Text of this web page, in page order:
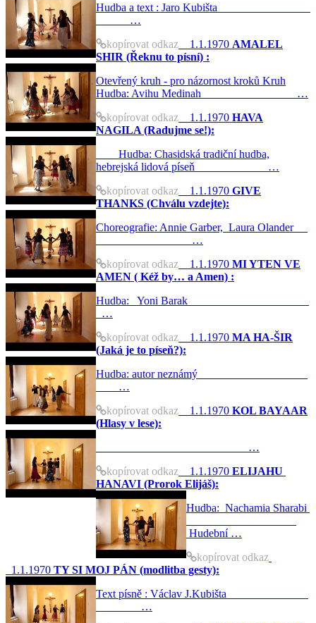
Hudba a text : Jaro Kubišta
…
kopírovat odkaz 1.1.1970 AMALEL
SHIR (Řeknu to písní) :
Otevřený kruh - pro názornost kroků Kruh
Hudba: Avihu Medinah …
kopírovat odkaz 1.1.1970 HAVA
NAGILA (Radujme se!):
Hudba: Chasidská tradiční hudba,
hebrejská lidová píseň …
kopírovat odkaz 1.1.1970 GIVE
THANKS (Chválu vzdejte):
Choreografie: Annie Garber, Laura Olander
…
kopírovat odkaz 1.1.1970 MI YTEN VE
AMEN ( Kéž by… a Amen) :
Hudba: Yoni Barak
…
kopírovat odkaz 1.1.1970 MA HA-ŠIR
(Jaká je to píseň?):
Hudba: autor neznámý
…
kopírovat odkaz 1.1.1970 KOL BAYAAR
(Hlasy v lese):
…
kopírovat odkaz 1.1.1970 ELIJAHU
HANAVI (Prorok Elijáš):
Hudba: Nachamia Sharabi
Hudební …
kopírovat odkaz
1.1.1970 TY SI MOJ PÁN (modlitba gesty):
Text písně : Václav J.Kubišta
…